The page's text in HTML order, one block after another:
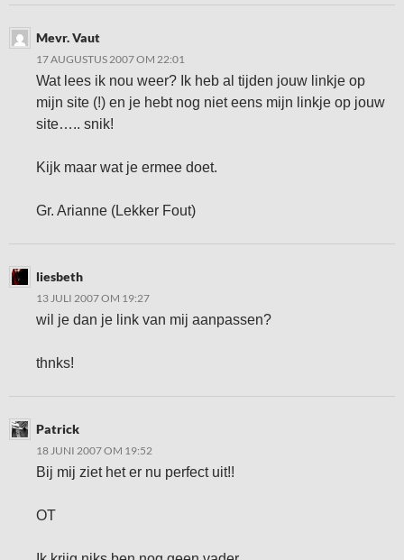
Mevr. Vaut
17 AUGUSTUS 2007 OM 22:01
Wat lees ik nou weer? Ik heb al tijden jouw linkje op
mijn site (!) en je hebt nog niet eens mijn linkje op jouw
site….. snik!
Kijk maar wat je ermee doet.
Gr. Arianne (Lekker Fout)
liesbeth
13 JULI 2007 OM 19:27
wil je dan je link van mij aanpassen?
thnks!
Patrick
18 JUNI 2007 OM 19:52
Bij mij ziet het er nu perfect uit!!
OT